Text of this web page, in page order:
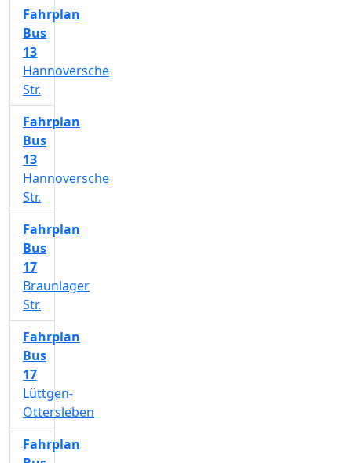
Fahrplan
Bus
13
Hannoversche
Str.
Fahrplan
Bus
13
Hannoversche
Str.
Fahrplan
Bus
17
Braunlager
Str.
Fahrplan
Bus
17
Lüttgen-
Ottersleben
Fahrplan